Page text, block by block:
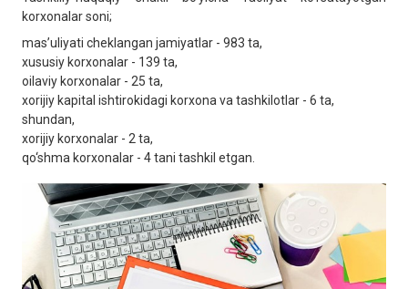
korxonalar soni;
masʼuliyati cheklangan jamiyatlar - 983 ta,
xususiy korxonalar - 139 ta,
oilaviy korxonalar - 25 ta,
xorijiy kapital ishtirokidagi korxona va tashkilotlar - 6 ta,
shundan,
xorijiy korxonalar - 2 ta,
qo‘shma korxonalar - 4 tani tashkil etgan.